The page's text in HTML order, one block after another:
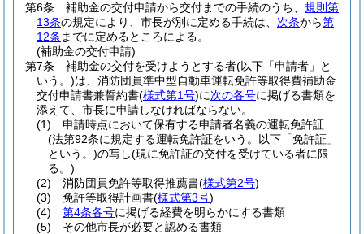
第6条
補助金の交付申請から交付までの手続のうち、 規則第
13条の規定により、市長が別に定める手続は、 次条から第
12条 までに定めるところによる。
(補助金の交付申請)
第7条
補助金の交付を受けようとする者(以下「申請者」と
いう。)は、消防団員準中型自動車運転免許等取得費補助金
交付申請書兼誓約書(様式第1号)に次の各号に掲げる書類を
添えて、市長に申請しなければならない。
(1)
申請時点において保有する申請者名義の運転免許証
(法第92条に規定する運転免許証をいう。以下「免許証」
という。)の写し(現に免許証の交付を受けている者に限
る。)
(2)
消防団員免許等取得推薦書(様式第2号)
(3)
免許等取得計画書(様式第3号)
(4)
第4条各号に掲げる経費を明らかにする書類
(5)
その他市長が必要と認める書類